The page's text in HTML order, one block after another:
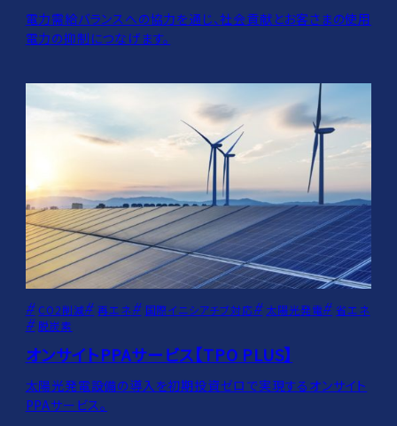
電力需給バランスへの協力を通じ、社会貢献とお客さまの使用
電力の抑制につなげます。
CO2削減 再エネ 国際イニシアチブ対応 太陽光発電
省エネ
脱炭素
オンサイトPPAサービス【TPO PLUS】
太陽光発電設備の導入を初期投資ゼロで実現するオンサイト
PPAサービス。